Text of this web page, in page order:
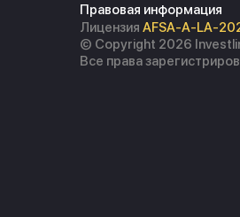
Правовая информация
Лицензия AFSA-A-LA-
© Copyright 2026
Все права